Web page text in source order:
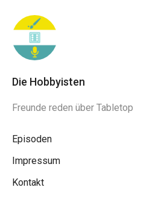
Die Hobbyisten
Freunde reden über Tabletop
Episoden
Impressum
Kontakt